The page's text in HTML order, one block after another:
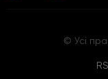
© Усі